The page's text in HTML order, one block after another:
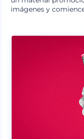
imágenes y